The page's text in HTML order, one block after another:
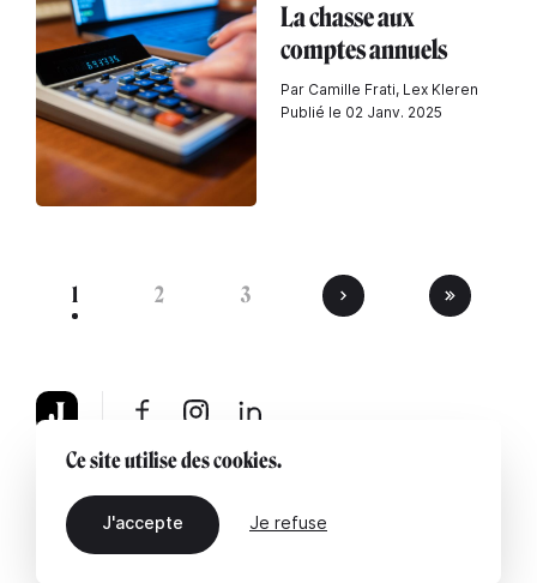
La chasse aux
comptes annuels
Par Camille Frati, Lex Kleren
Publié le 02 Janv. 2025
1 2 3
À propos Mentions légales Contactez-nous
Ce site utilise des cookies.
J'accepte Je refuse